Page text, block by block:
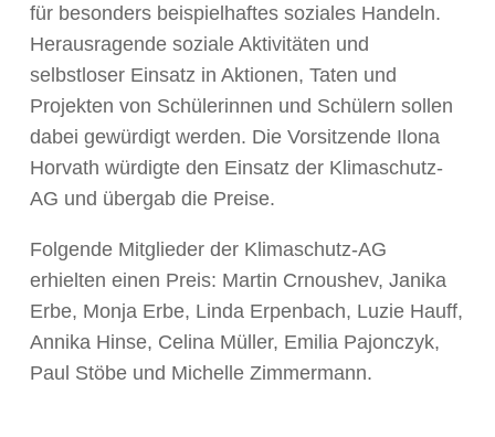
für besonders beispielhaftes soziales Handeln.
Herausragende soziale Aktivitäten und
selbstloser Einsatz in Aktionen, Taten und
Projekten von Schülerinnen und Schülern sollen
dabei gewürdigt werden. Die Vorsitzende Ilona
Horvath würdigte den Einsatz der Klimaschutz-
AG und übergab die Preise.
Folgende Mitglieder der Klimaschutz-AG
erhielten einen Preis: Martin Crnoushev, Janika
Erbe, Monja Erbe, Linda Erpenbach, Luzie Hauff,
Annika Hinse, Celina Müller, Emilia Pajonczyk,
Paul Stöbe und Michelle Zimmermann.